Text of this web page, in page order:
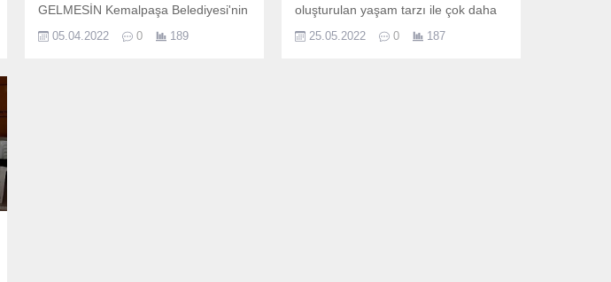
GELMESİN Kemalpaşa Belediyesi'nin
Kemalpaşa Belediye Başkanı Rıdvan
05.04.2022 0 189
oluşturulan yaşam tarzı ile çok daha
25.05.2022 0 187